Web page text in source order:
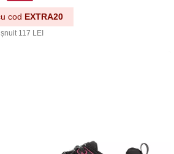
117 LEI
cod EXTRA20